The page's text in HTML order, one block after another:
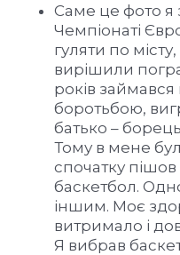
Саме це фото я
Чемпіонаті
гуляти по
вирішили
років
боротьбою,
батько –
Тому в мене
спочатку пішов
баскетбол.
іншим. Моє
витримало і
Я вибрав